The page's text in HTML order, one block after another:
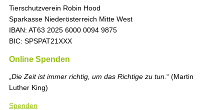
Tierschutzverein Robin Hood
Sparkasse Niederösterreich Mitte West
IBAN: AT63 2025 6000 0094 9875
BIC: SPSPAT21XXX
Online Spenden
„Die Zeit ist immer richtig, um das Richtige zu tun.“ (Martin
Luther King)
Spenden